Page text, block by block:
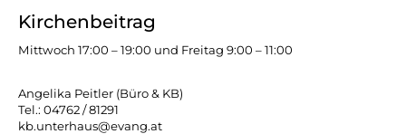
Kirchenbeitrag
Mittwoch 17:00 – 19:00 und Freitag 9:00 – 11:00
Angelika Peitler (Büro & KB)
Tel.: 04762 / 81291
kb.unterhaus@evang.at